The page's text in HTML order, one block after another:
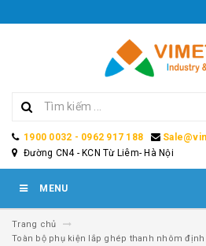
1900 0032 - 0962 917 188
Đường CN4 - KCN Từ Liêm- Hà Nội
MENU
Trang chủ
Toàn bộ phụ kiện lắp ghép thanh nhôm